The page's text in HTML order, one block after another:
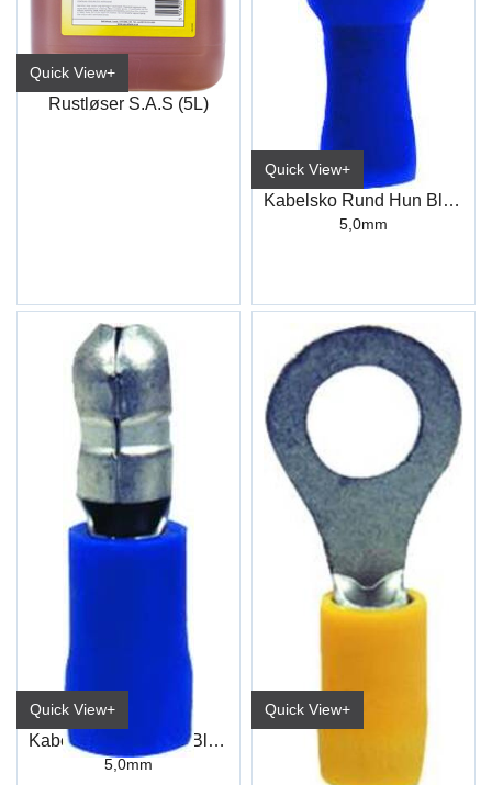
Quick View+
Rustløser S.A.S (5L)
Quick View+
Kabelsko Rund Hun Blå Industri
5,0mm
Quick View+
Kabelsko Rund Han Blå Industri
5,0mm
Quick View+